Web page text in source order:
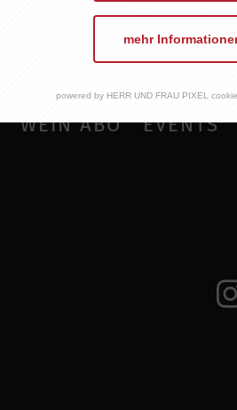
WEIN ABO EVENTS
mehr
powered by HERR UND FRAU PIXEL